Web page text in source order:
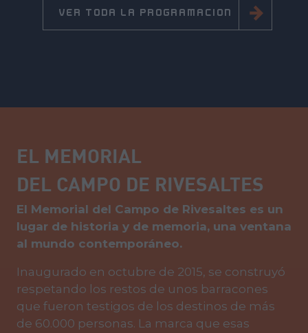
VER TODA LA PROGRAMACIÓN
EL MEMORIAL
DEL CAMPO DE RIVESALTES
El Memorial del Campo de Rivesaltes es un
lugar de historia y de memoria, una ventana
al mundo contemporáneo.
Inaugurado en octubre de 2015, se construyó
respetando los restos de unos barracones
que fueron testigos de los destinos de más
de 60.000 personas. La marca que esas